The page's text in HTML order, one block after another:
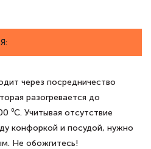
через посредничество
разогревается до
⁰C. Учитывая отсутствие
конфоркой и посудой, нужно
Не обожгитесь!